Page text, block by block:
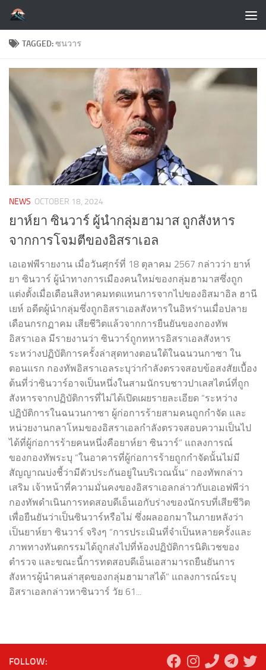
Skip to content
TAGGED:ซนวาร
NEWS OCTOBER 18, 2024
ยาห์ยา ซินวาร์ ผู้นำกลุ่มฮามาส ถูกสังหาร
จากการโจมตีของอิสราเอล
เอเอฟพีรายงาน เมื่อวันศุกร์ที่ 18 ตุลาคม 2567 กล่าวว่า ยาห์
ยา ซินวาร์ ผู้นำทางการเมืองคนใหม่ของกลุ่มฮามาสซึ่งถูก
แต่งตั้งเมื่อเดือนสิงหาคมทดแทนการจากไปของอิสมาอิล ฮานี
เยห์ อดีตผู้นำกลุ่มซึ่งถูกอิสราเอลสังหารในอิหร่านเมื่อปลาย
เดือนกรกฏาคม เสียชีวิตแล้วจากการยืนยันของกองทัพ
อิสราเอล มีรายงานว่า ซินวาร์ถูกทหารอิสราเอลสังหาร
ระหว่างปฏิบัติการครั้งล่าสุดทางตอนใต้ในฉนวนกาซา ใน
ตอนแรก กองทัพอิสราเอลระบุว่ากำลังตรวจสอบข้อสงสัยเบื้อง
ต้นที่ว่าซินวาร์อาจเป็นหนึ่งในสามนักรบชาวปาเลสไตน์ที่ถูก
สังหารจากปฏิบัติการที่ไม่ได้เปิดเผยรายละเอียด “ระหว่าง
ปฏิบัติการในฉนวนกาซา ผู้ก่อการร้ายสามคนถูกกำจัด และ
หน่วยงานกลาโหมของอิสราเอลกำลังตรวจสอบความเป็นไป
ได้ที่ผู้ก่อการร้ายคนหนึ่งคือยาห์ยา ซินวาร์” แถลงการณ์
ของกองทัพระบุ “ในอาคารที่ผู้ก่อการร้ายถูกกำจัดนั้นไม่มี
สัญญาณบ่งชี้ว่ามีตัวประกันอยู่ในบริเวณนั้น” กองทัพกล่าว
เสริม เจ้าหน้าที่ความมั่นคงของอิสราเอลกล่าวกับเอเอฟพีว่า
กองทัพดำเนินการทดสอบดีเอ็นเอกับร่างของนักรบที่เสียชีวิต
เพื่อยืนยันว่าเป็นซินวาร์หรือไม่ ซึ่งผลออกมาในภายหลังว่า
เป็นยาห์ยา ซินวาร์ จริงๆ “การประเมินที่จำเป็นหลายครั้งและ
ภาพทางทันตกรรมได้ถูกส่งไปที่ห้องปฏิบัติการนิติเวชของ
ตำรวจ และขณะนี้การทดสอบดีเอ็นเอสามารถยืนยันการ
สังหารผู้นำคนล่าสุดของกลุ่มฮามาสได้” แถลงการณ์ระบุ
อิสราเอลกล่าวหาซินวาร์ วัย 61...
FOLLOW: